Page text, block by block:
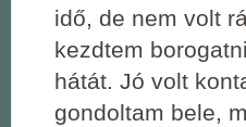
idő, de nem volt
kezdtem
hátát. Jó volt
gondoltam bele,